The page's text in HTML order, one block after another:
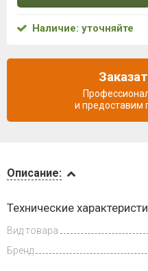
и оплата
Описание:
Технические
Вид товара
Бренд
Наличие: уточняйте
и предоставим